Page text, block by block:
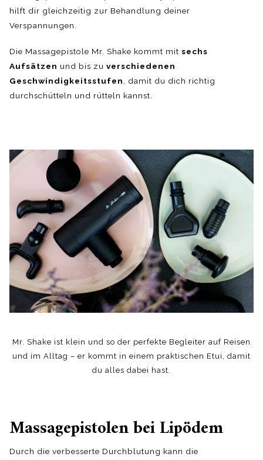
hilft dir gleichzeitig zur Behandlung deiner
Verspannungen.
Die Massagepistole Mr. Shake kommt mit sechs
Aufsätzen und bis zu verschiedenen
Geschwindigkeitsstufen
, damit du dich richtig
durchschütteln und rütteln kannst.
Mr. Shake ist klein und so der perfekte Begleiter auf Reisen
und im Alltag – er kommt in einem praktischen Etui, damit
du alles dabei hast.
Massagepistolen bei Lipödem
Durch die verbesserte Durchblutung kann die